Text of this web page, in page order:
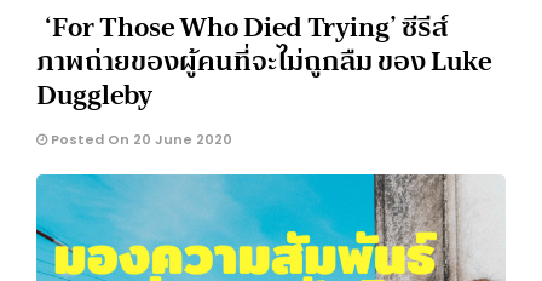
‘For Those Who Died Trying’ ซีรีส์
ภาพถ่ายของผู้คนที่จะไม่ถูกลืม ของ Luke
Duggleby
Posted On 20 June 2020